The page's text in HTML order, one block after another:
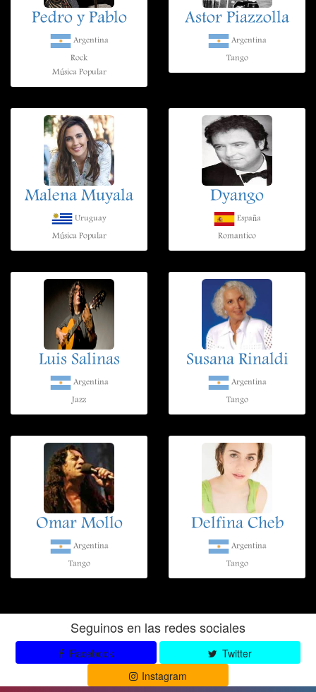
Pedro y Pablo
Argentina
Rock
Música Popular
Astor Piazzolla
Argentina
Tango
Malena Muyala
Uruguay
Música Popular
Dyango
España
Romantico
Luis Salinas
Argentina
Jazz
Susana Rinaldi
Argentina
Tango
Omar Mollo
Argentina
Tango
Delfina Cheb
Argentina
Tango
Seguinos en las redes sociales
Facebook
Twitter
Instagram